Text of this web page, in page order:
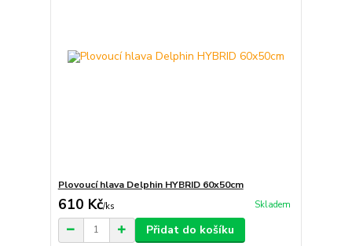
Plovoucí hlava Delphin HYBRID 60x50cm
610 Kč/ks Skladem
Přidat do košíku